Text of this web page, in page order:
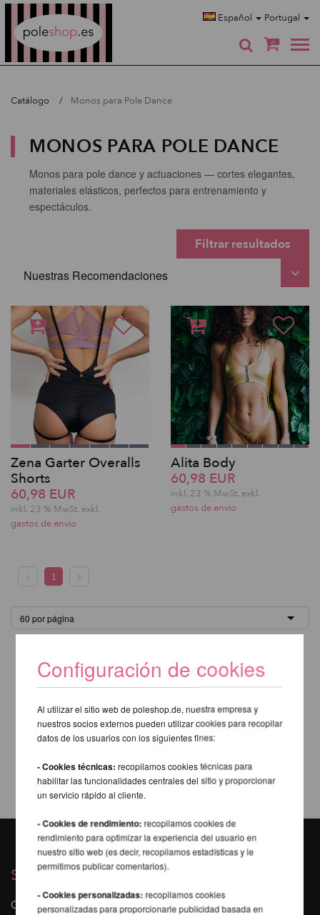
Español Portugal
0
Catálogo Monos para Pole Dance
MONOS PARA POLE DANCE
Monos para pole dance y actuaciones — cortes elegantes,
materiales elásticos, perfectos para entrenamiento y
espectáculos.
Filtrar resultados
Zena Garter Overalls
Shorts
60,98 EUR
inkl. 23 % MwSt. exkl.
gastos de envio
Alita Body
60,98 EUR
inkl. 23 % MwSt. exkl.
gastos de envio
1
Servicios
Contacto
Configuración de cookies
Al utilizar el sitio web de poleshop.de, nuestra empresa y
nuestros socios externos pueden utilizar cookies para recopilar
datos de los usuarios con los siguientes fines:
- Cookies técnicas:recopilamos cookies técnicas para
habilitar las funcionalidades centrales del sitio y proporcionar
un servicio rápido al cliente.
- Cookies de rendimiento: recopilamos cookies de
rendimiento para optimizar la experiencia del usuario en
nuestro sitio web (es decir, recopilamos estadísticas y le
permitimos publicar comentarios).
- Cookies personalizadas: recopilamos cookies
personalizadas para proporcionarle publicidad basada en